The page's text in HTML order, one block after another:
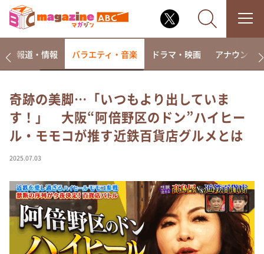
なるみ・岡村の過ぎるTV
相席食堂
これ余談なんですけど・・・
て真剣です
探偵！ナイトスクープ
news おかえり
河合＆A.B.C-Z塚田×福井アナ「なんでやねん！？」
（news おかえり）
報道・情報 バラエティ・音楽 ドラマ・映画 アナウンサー
奇跡の美脚…「いつもより出していま
す！」 大阪“阿倍野区のドン”ハイヒー
ル・モモコが推す近鉄百貨店グルメとは
2025.07.03